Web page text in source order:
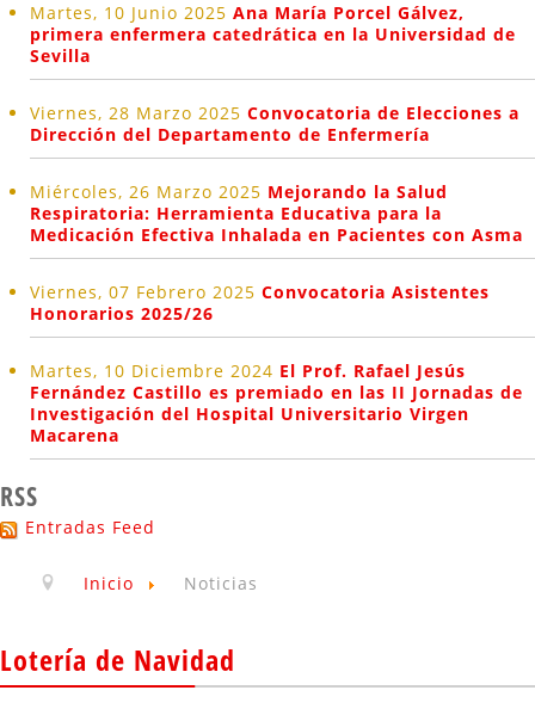
Martes, 10 Junio 2025 Ana María Porcel Gálvez,
primera enfermera catedrática en la Universidad de
Sevilla
Viernes, 28 Marzo 2025 Convocatoria de Elecciones a
Dirección del Departamento de Enfermería
Miércoles, 26 Marzo 2025 Mejorando la Salud
Respiratoria: Herramienta Educativa para la
Medicación Efectiva Inhalada en Pacientes con Asma
Viernes, 07 Febrero 2025 Convocatoria Asistentes
Honorarios 2025/26
Martes, 10 Diciembre 2024 El Prof. Rafael Jesús
Fernández Castillo es premiado en las II Jornadas de
Investigación del Hospital Universitario Virgen
Macarena
RSS
Entradas Feed
Inicio Noticias
Lotería de Navidad